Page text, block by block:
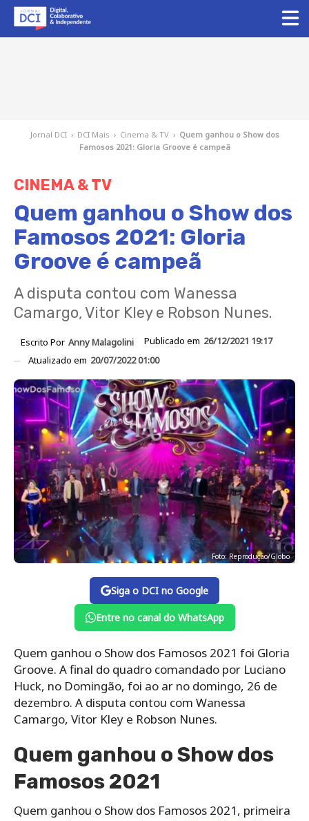
Jornal DCI › DCI Mais › Cinema & TV › Quem ganhou o Show dos
Famosos 2021: Gloria Groove é campeã
CINEMA & TV
Quem ganhou o Show dos
Famosos 2021: Gloria
Groove é campeã
A disputa contou com Wanessa
Camargo, Vitor Kley e Robson Nunes.
Escrito Por Anny Malagolini Publicado em 26/12/2021 19:17
Atualizado em 20/07/2022 01:00
Foto: Reprodução/Globo
Siga o DCI no Google
Entre no canal do WhatsApp
Quem ganhou o Show dos Famosos 2021 foi Gloria
Groove. A final do quadro comandado por Luciano
Huck, no Domingão, foi ao ar no domingo, 26 de
dezembro. A disputa contou com Wanessa
Camargo, Vitor Kley e Robson Nunes.
Quem ganhou o Show dos
Famosos 2021
Quem ganhou o Show dos Famosos 2021, primeira